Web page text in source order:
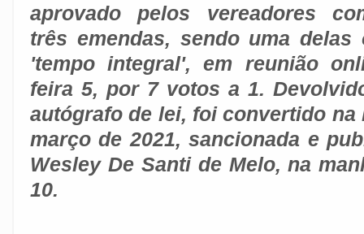
aprovado pelos vereadores
três emendas, sendo uma delas
'tempo integral', em reunião
feira 5, por 7 votos a 1.
autógrafo de lei, foi convertido na
março de 2021, sancionada e
Wesley De Santi de Melo, na
10.